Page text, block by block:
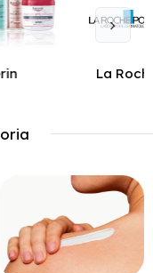
La